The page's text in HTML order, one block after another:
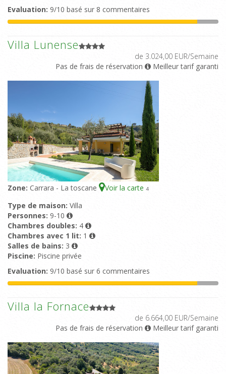
Evaluation: 9/10 basé sur 8 commentaires
Villa Lunense
de 3.024,00 EUR/Semaine
Pas de frais de réservation
Meilleur tarif garanti
Zone: Carrara - La toscane Voir la carte 4
Type de maison: Villa
Personnes: 9-10
Chambres doubles: 4
Chambres avec 1 lit: 1
Salles de bains: 3
Piscine: Piscine privée
Evaluation: 9/10 basé sur 6 commentaires
Villa la Fornace
de 6.664,00 EUR/Semaine
Pas de frais de réservation
Meilleur tarif garanti